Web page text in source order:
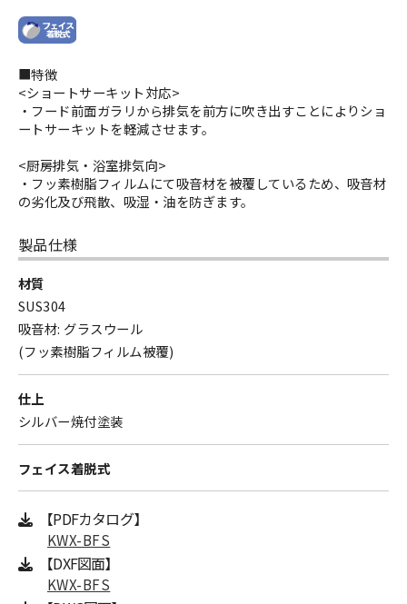
■特徴
<ショートサーキット対応>
・フード前面ガラリから排気を前方に吹き出すことによりショ
ートサーキットを軽減させます。
<厨房排気・浴室排気向>
・フッ素樹脂フィルムにて吸音材を被覆しているため、吸音材
の劣化及び飛散、吸湿・油を防ぎます。
製品仕様
材質
SUS304
吸音材: グラスウール
(フッ素樹脂フィルム被覆)
仕上
シルバー焼付塗装
フェイス着脱式
【PDFカタログ】
KWX-BFS
【DXF図面】
KWX-BFS